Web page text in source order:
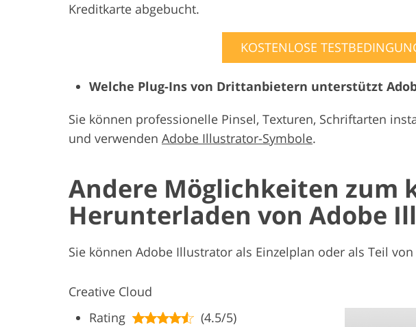
Kreditkarte abgebucht.
KOSTENLOSE
Welche Plug-Ins von Drittanbietern unterstützt
Sie können professionelle Pinsel, Texturen, Schriftarten
und verwenden Adobe Illustrator-Symbole.
Andere Möglichkeiten zum
Herunterladen von Adobe
Sie können Adobe Illustrator als Einzelplan oder als Teil
Creative Cloud
Rating
(4.5/5)